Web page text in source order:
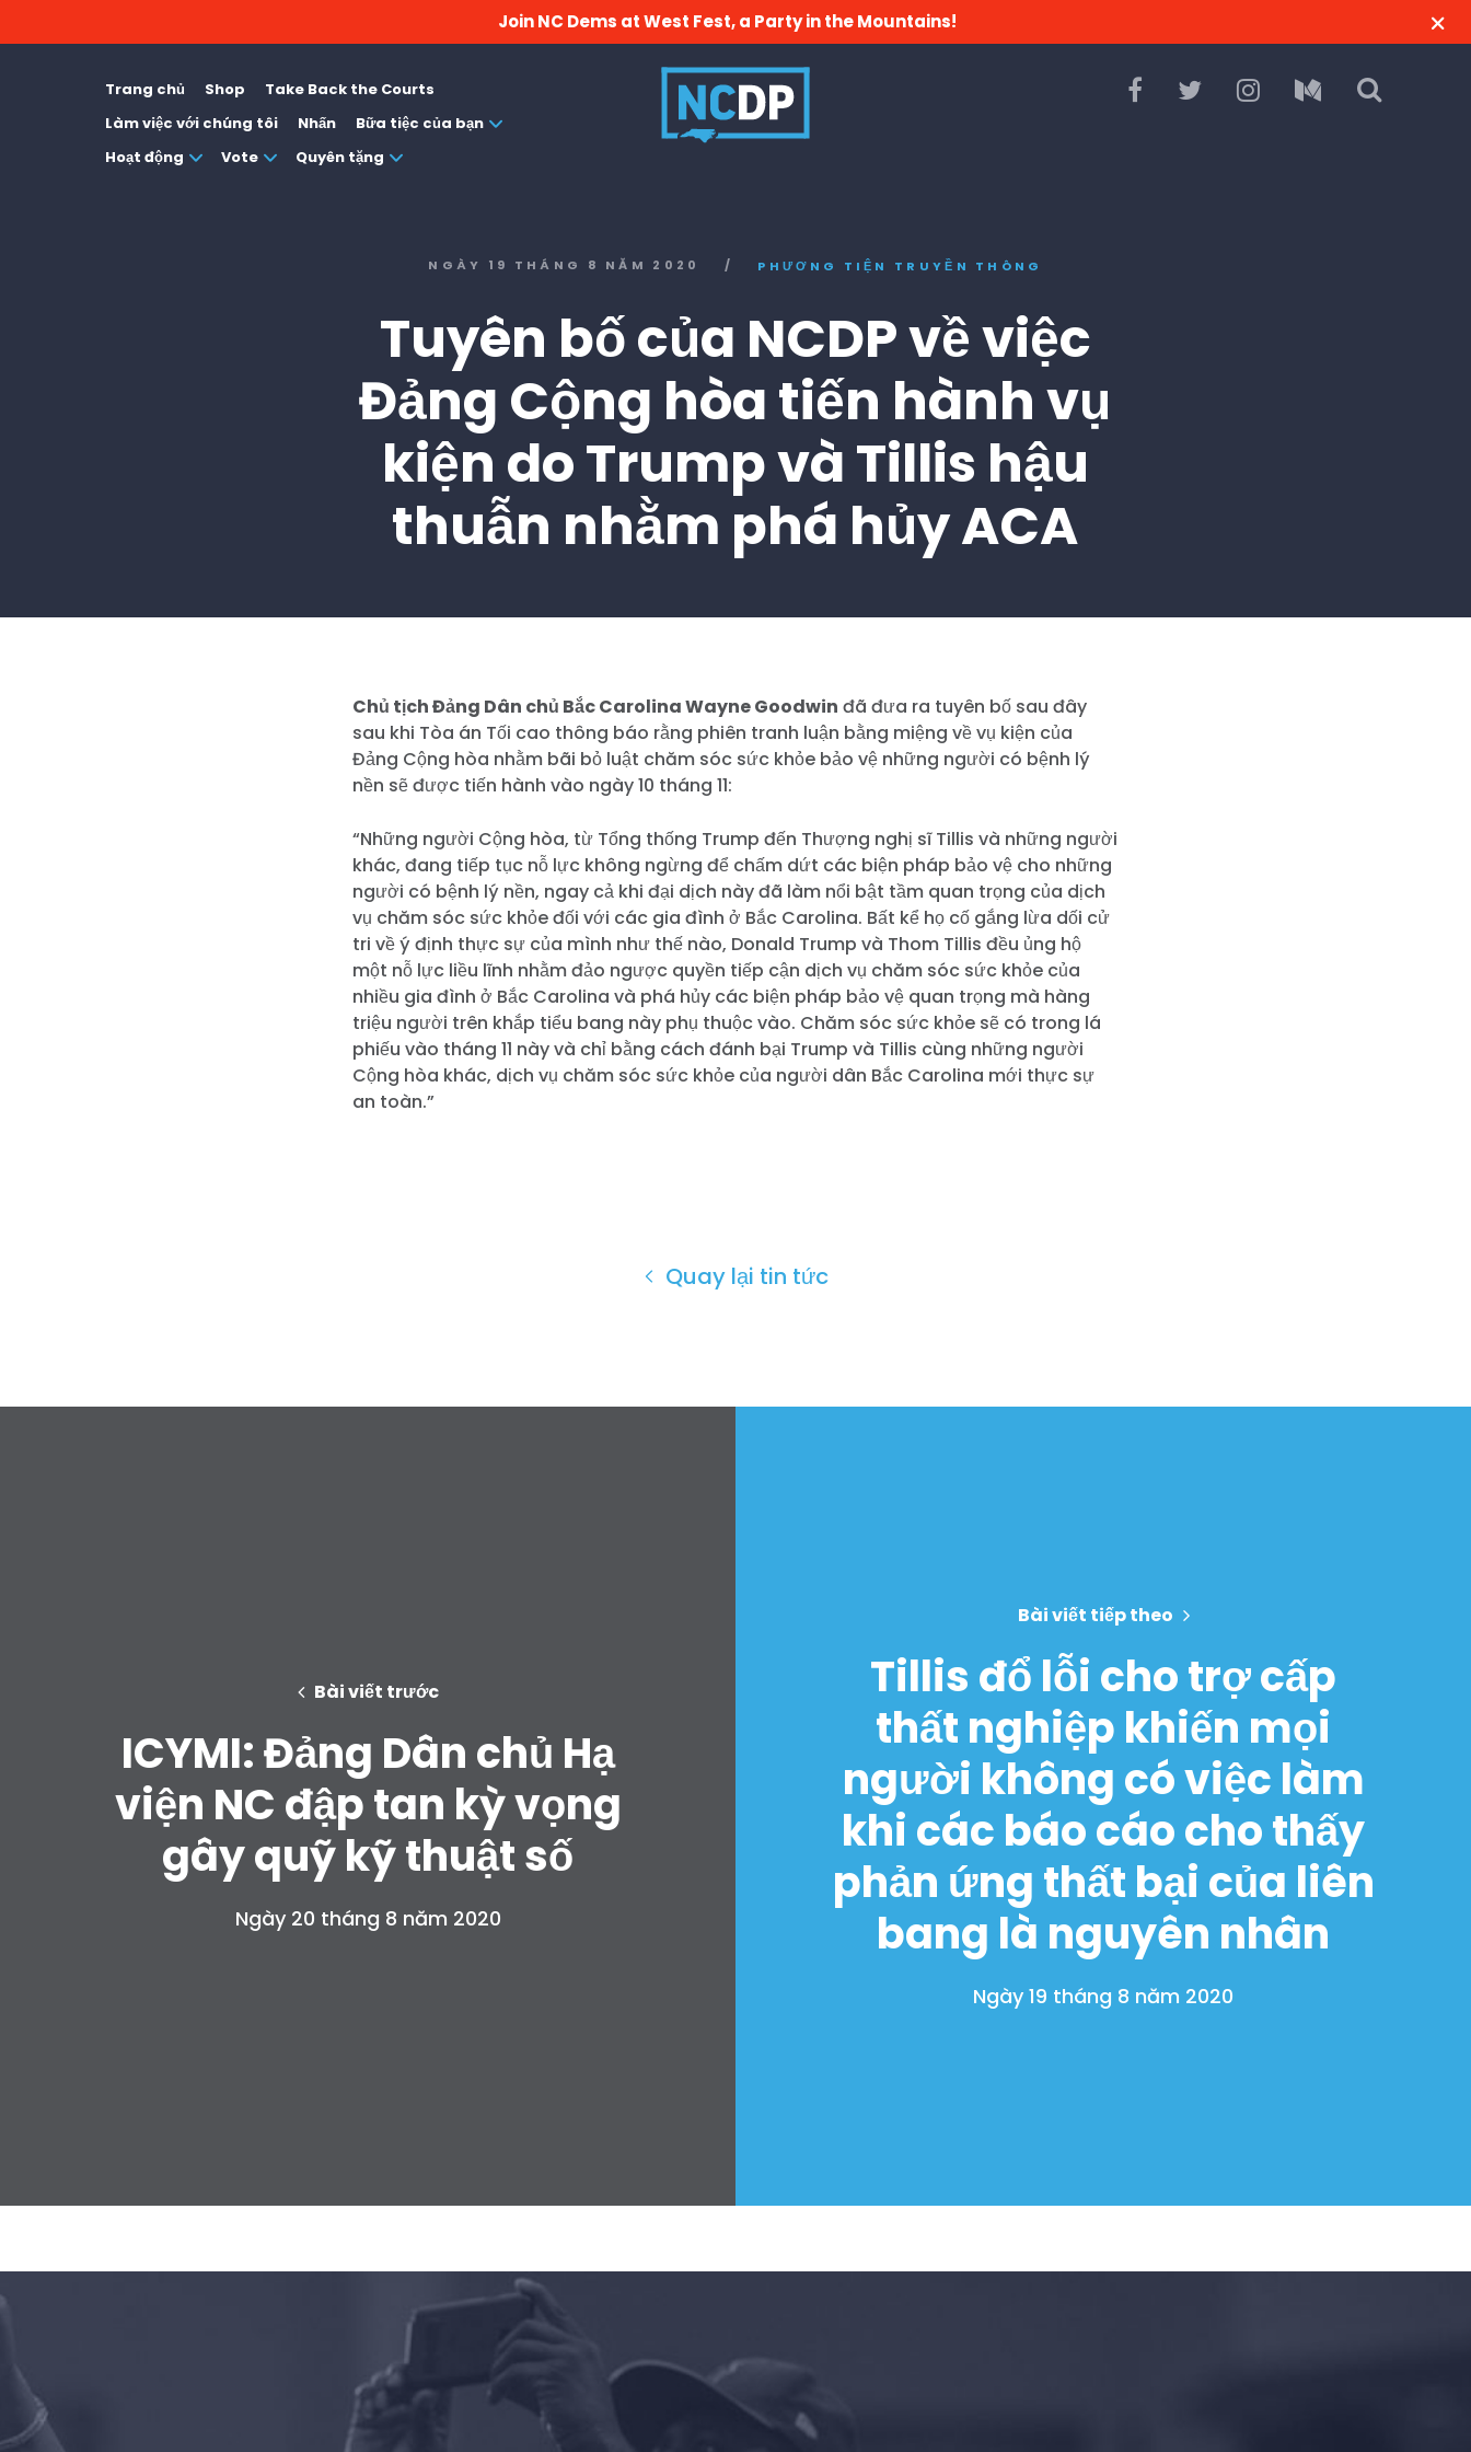
Join NC Dems at West Fest, a Party in the Mountains!
Trang chủ Shop
Take Back the Courts
Làm việc với chúng tôi
Nhấn
Bữa tiệc của bạn
Hoạt động
Vote Quyên tặng
NGÀY 19 THÁNG 8 NĂM 2020 / PHƯƠNG TIỆN TRUYỀN THÔNG
Tuyên bố của NCDP về việc
Đảng Cộng hòa tiến hành vụ
kiện do Trump và Tillis hậu
thuẫn nhằm phá hủy ACA
Chủ tịch Đảng Dân chủ Bắc Carolina Wayne Goodwin đã đưa ra tuyên bố sau đây
sau khi Tòa án Tối cao thông báo rằng phiên tranh luận bằng miệng về vụ kiện của
Đảng Cộng hòa nhằm bãi bỏ luật chăm sóc sức khỏe bảo vệ những người có bệnh lý
nền sẽ được tiến hành vào ngày 10 tháng 11:
“Những người Cộng hòa, từ Tổng thống Trump đến Thượng nghị sĩ Tillis và những người
khác, đang tiếp tục nỗ lực không ngừng để chấm dứt các biện pháp bảo vệ cho những
người có bệnh lý nền, ngay cả khi đại dịch này đã làm nổi bật tầm quan trọng của dịch
vụ chăm sóc sức khỏe đối với các gia đình ở Bắc Carolina. Bất kể họ cố gắng lừa dối cử
tri về ý định thực sự của mình như thế nào, Donald Trump và Thom Tillis đều ủng hộ
một nỗ lực liều lĩnh nhằm đảo ngược quyền tiếp cận dịch vụ chăm sóc sức khỏe của
nhiều gia đình ở Bắc Carolina và phá hủy các biện pháp bảo vệ quan trọng mà hàng
triệu người trên khắp tiểu bang này phụ thuộc vào. Chăm sóc sức khỏe sẽ có trong lá
phiếu vào tháng 11 này và chỉ bằng cách đánh bại Trump và Tillis cùng những người
Cộng hòa khác, dịch vụ chăm sóc sức khỏe của người dân Bắc Carolina mới thực sự
an toàn.”
Quay lại tin tức
Bài viết trước
ICYMI: Đảng Dân chủ Hạ
viện NC đập tan kỳ vọng
gây quỹ kỹ thuật số
Ngày 20 tháng 8 năm 2020
Bài viết tiếp theo
Tillis đổ lỗi cho trợ cấp
thất nghiệp khiến mọi
người không có việc làm
khi các báo cáo cho thấy
phản ứng thất bại của liên
bang là nguyên nhân
Ngày 19 tháng 8 năm 2020